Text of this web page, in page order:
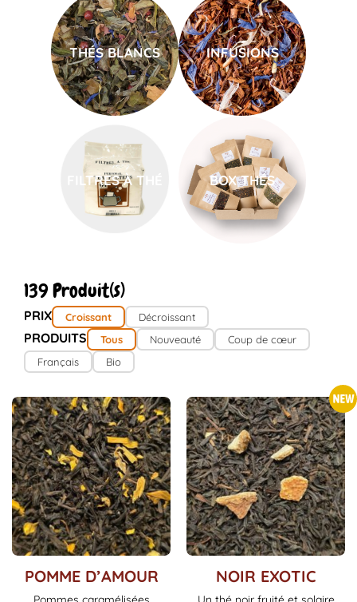
THÉS BLANCS INFUSIONS
FILTRES À THÉ BOX THÉS
139 Produit(s)
PRIX Croissant Décroissant
PRODUITS Tous Nouveauté
Coup de cœur
Français
Bio
POMME D’AMOUR
Ce
NOIR EXOTIC